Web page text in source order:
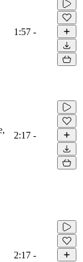
1:57 -
2:17 -
2:17 -